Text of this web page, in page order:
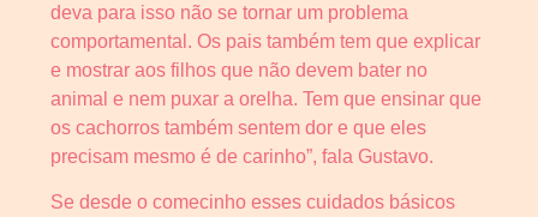
deva para isso não se tornar um problema
comportamental. Os pais também tem que explicar
e mostrar aos filhos que não devem bater no
animal e nem puxar a orelha. Tem que ensinar que
os cachorros também sentem dor e que eles
precisam mesmo é de carinho”, fala Gustavo.
Se desde o comecinho esses cuidados básicos